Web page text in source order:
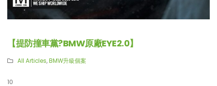
【提防撞車黨?BMW原廠EYE2.0】
All Articles,BMW升級個案
10